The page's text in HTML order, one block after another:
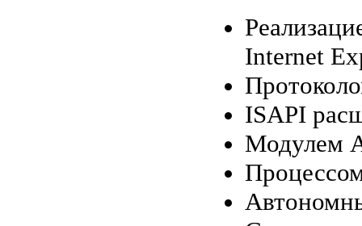
Internet
ISAPI
Модулем